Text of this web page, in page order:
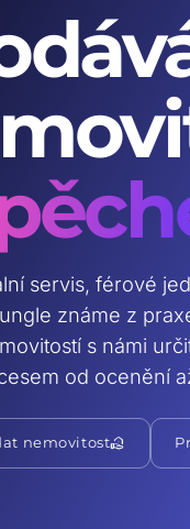
servis, férové
známe z
s námi
od ocenění
nemovitostreal_estate_agent